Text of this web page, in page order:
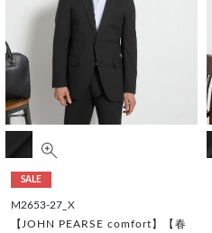
SALE
M2653-27_X
【JOHN PEARSE comfort】【春